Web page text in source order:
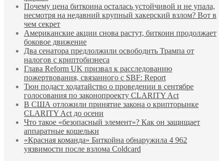
Почему цена биткоина осталась устойчивой и не упала,
несмотря на недавний крупный хакерский взлом? Вот в
чем секрет
Американские акции снова растут, биткоин продолжает
боковое движение
Два сенатора предлолжили освободить Трампа от
налогов с криптобизнеса
Глава Reform UK призвал к расследованию
пожертвования, связанного с SBF: Report
Тюн подаст ходатайство о проведении в сентябре
голосования по законопроекту CLARITY Act
В США отложили принятие закона о крипторынке
CLARITY Act до осени
Что такое «безопасный элемент»? Как он защищает
аппаратные кошельки
«Красная команда» Биткойна обнаружила 4 962
уязвимости после взлома Coldcard